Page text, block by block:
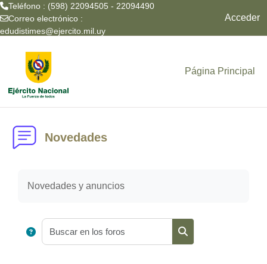
Teléfono : (598) 22094505 - 22094490
Correo electrónico :
edudistimes@ejercito.mil.uy
Acceder
Página Principal
Novedades
Novedades y anuncios
Buscar en los foros